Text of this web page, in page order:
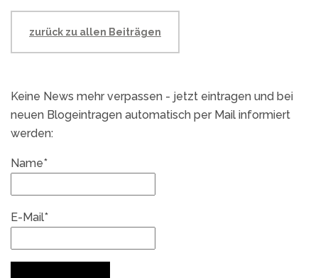
zurück zu allen Beiträgen
Keine News mehr verpassen - jetzt eintragen und bei
neuen Blogeintragen automatisch per Mail informiert
werden:
Name*
E-Mail*